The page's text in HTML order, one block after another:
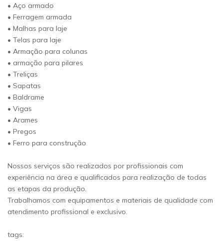
• Aço armado
• Ferragem armada
• Malhas para laje
• Telas para laje
• Armação para colunas
• armação para pilares
• Treliças
• Sapatas
• Baldrame
• Vigas
• Arames
• Pregos
• Ferro para construção
Nossos serviços são realizados por profissionais com
experiência na área e qualificados para realização de todas
as etapas da produção.
Trabalhamos com equipamentos e materiais de qualidade com
atendimento profissional e exclusivo.
tags: